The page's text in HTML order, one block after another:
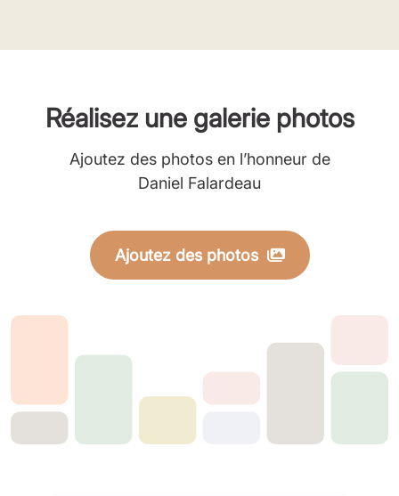
Réalisez une galerie photos
Ajoutez des photos en l’honneur de
Daniel Falardeau
Ajoutez des photos